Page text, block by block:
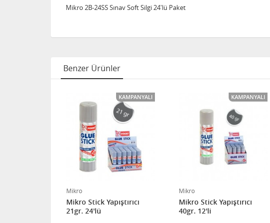
Mikro 2B-24SS Sınav Soft Silgi 24'lü Paket
Benzer Ürünler
KAMPANYALI
Mikro
Mikro Stick Yapıştırıcı
21gr. 24'lü
KAMPANYALI
Mikro
Mikro Stick Yapıştırıcı
40gr. 12'li